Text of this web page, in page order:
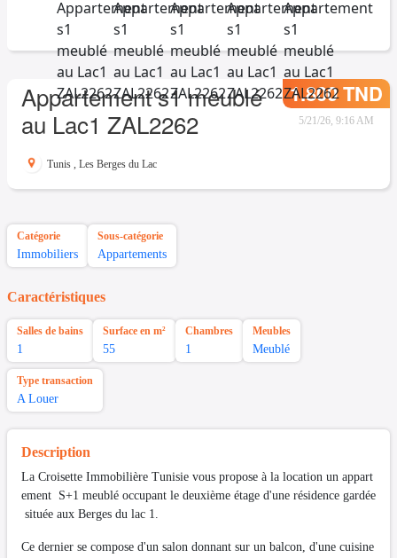
Appartement s1 meublé
au Lac1 ZAL2262
1.800 TND
5/21/26, 9:16 AM
Tunis , Les Berges du Lac
Catégorie
Immobiliers
Sous-catégorie
Appartements
Caractéristiques
Salles de bains
1
Surface en m²
55
Chambres
1
Meubles
Meublé
Type transaction
A Louer
Description
La Croisette Immobilière Tunisie vous propose à la location un appart
ement S+1 meublé occupant le deuxième étage d'une résidence gardée
située aux Berges du lac 1.
Ce dernier se compose d'un salon donnant sur un balcon, d'une cuisine